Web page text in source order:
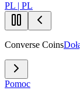
PL | PL
Converse Coins
Pomoc